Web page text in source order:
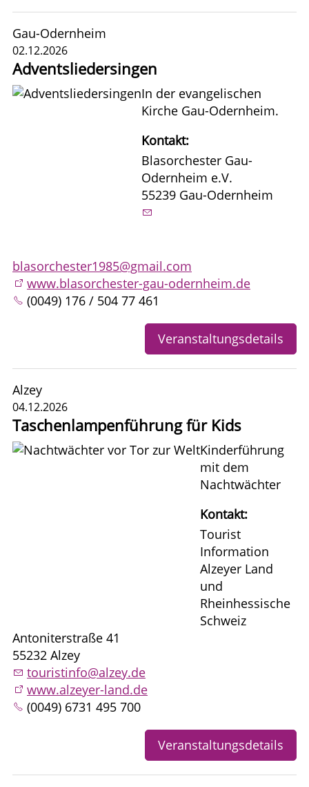
Gau-Odernheim
02.12.2026
Adventsliedersingen
In der evangelischen
Kirche Gau-Odernheim.
Kontakt:
Blasorchester Gau-
Odernheim e.V.
55239 Gau-Odernheim
blasorchester1985@gmail.com
www.blasorchester-gau-odernheim.de
(0049) 176 / 504 77 461
Veranstaltungsdetails
Alzey
04.12.2026
Taschenlampenführung für Kids
Kinderführung
mit dem
Nachtwächter
Kontakt:
Tourist
Information
Alzeyer Land
und
Rheinhessische
Schweiz
Antoniterstraße 41
55232 Alzey
touristinfo@alzey.de
www.alzeyer-land.de
(0049) 6731 495 700
Veranstaltungsdetails